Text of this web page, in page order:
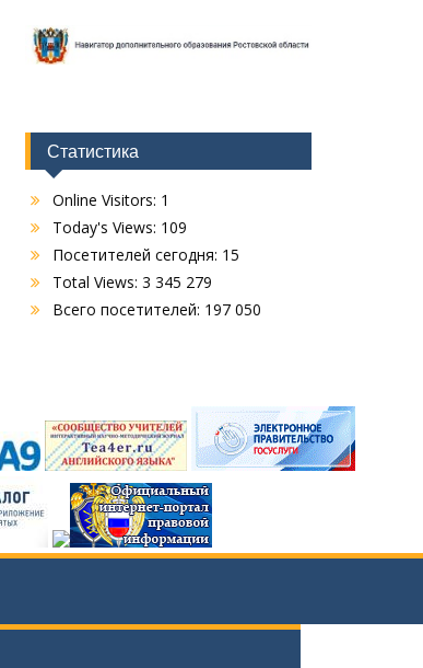
Статистика
Online Visitors: 1
Today's Views: 109
Посетителей сегодня: 15
Total Views: 3 345 279
Всего посетителей: 197 050